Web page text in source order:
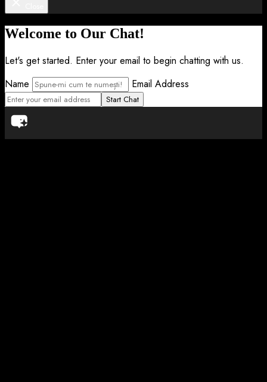
Welcome to Our Chat!
Let's get started. Enter your email to begin chatting with us.
Name
Email Address
Start Chat